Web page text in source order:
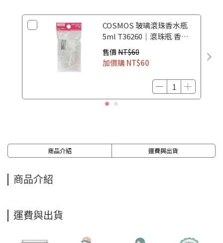
COSMOS 玻璃滾珠香水瓶
5ml T36260｜滾珠瓶 香水
空瓶 香水分裝瓶
售價 NT$60
加價購NT$60
商品介紹 運費與出貨
商品介紹
運費與出貨